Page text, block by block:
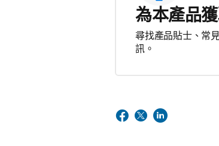
為本產品
尋找產品貼士、常
訊。